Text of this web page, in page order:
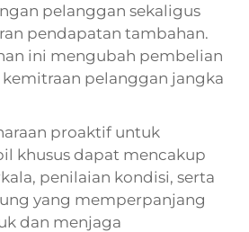
pelanggan sekaligus
pendapatan tambahan.
ini mengubah pembelian
pelanggan jangka
proaktif untuk
khusus dapat mencakup
penilaian kondisi, serta
yang memperpanjang
dan menjaga